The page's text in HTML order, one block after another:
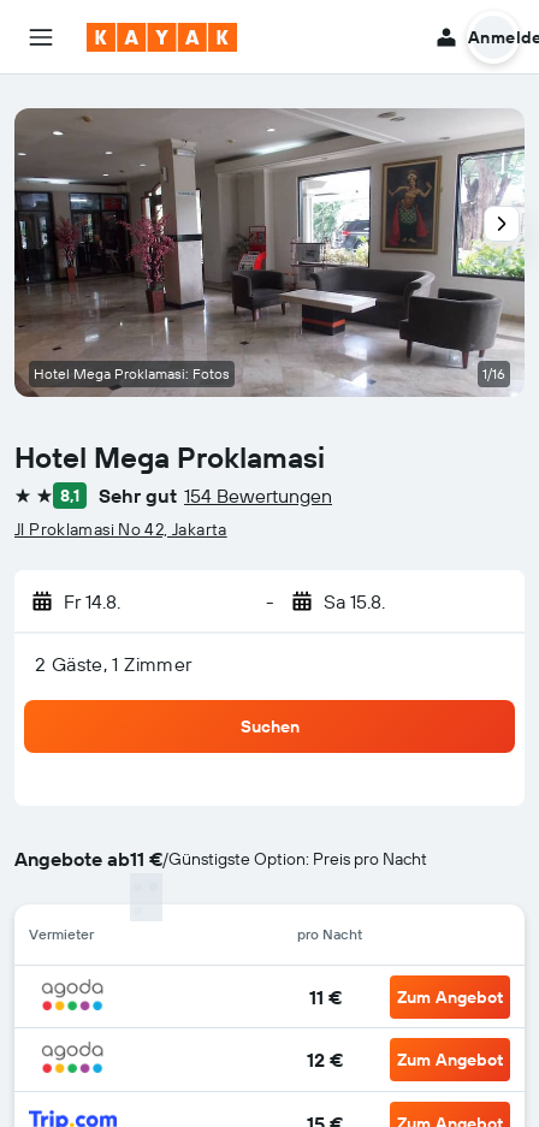
Hotel Mega Proklamasi
2 Sterne
8,1 Sehr gut 154 Bewertungen
Jl Proklamasi No 42, Jakarta
Fr 14.8. - Sa 15.8.
2 Gäste, 1 Zimmer
Suchen
Angebote ab11 €/Günstigste Option: Preis pro Nacht
Vermieter pro Nacht
11 € Zum Angebot
12 € Zum Angebot
Hotel Mega Proklamasi: Fotos 1/16